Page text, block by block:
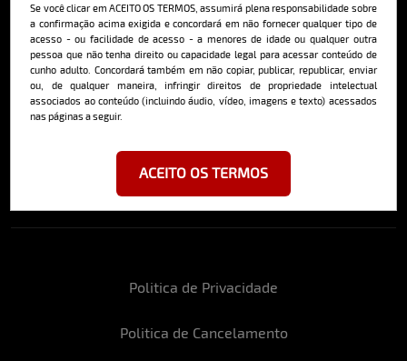
Se você clicar em ACEITO OS TERMOS, assumirá plena responsabilidade sobre
a confirmação acima exigida e concordará em não fornecer qualquer tipo de
acesso - ou facilidade de acesso - a menores de idade ou qualquer outra
pessoa que não tenha direito ou capacidade legal para acessar conteúdo de
cunho adulto. Concordará também em não copiar, publicar, republicar, enviar
ou, de qualquer maneira, infringir direitos de propriedade intelectual
associados ao conteúdo (incluindo áudio, vídeo, imagens e texto) acessados
nas páginas a seguir.
ACEITO OS TERMOS
Politica de Privacidade
Politica de Cancelamento
Cadastre-se e receba a mais
deliciosa newsletter da internet
Ao se cadastrar, você concorda em receber emails da Bella da Semana